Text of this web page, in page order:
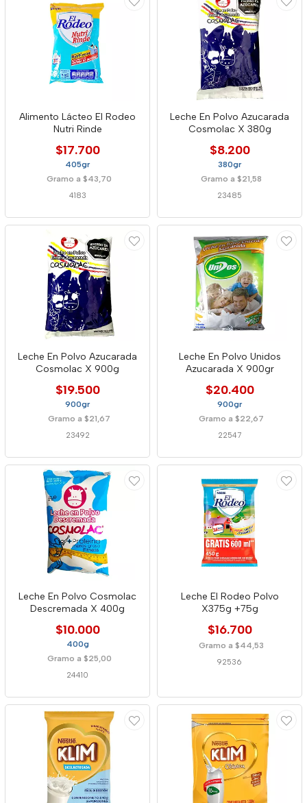
Alimento Lácteo El Rodeo
Nutri Rinde
$17.700
405gr
Gramo a $43,70
4183
Leche En Polvo Azucarada
Cosmolac X 380g
$8.200
380gr
Gramo a $21,58
23485
Leche En Polvo Azucarada
Cosmolac X 900g
$19.500
900gr
Gramo a $21,67
23492
Leche En Polvo Unidos
Azucarada X 900gr
$20.400
900gr
Gramo a $22,67
22547
Leche En Polvo Cosmolac
Descremada X 400g
$10.000
400g
Gramo a $25,00
24410
Leche El Rodeo Polvo
X375g +75g
$16.700
Gramo a $44,53
92536